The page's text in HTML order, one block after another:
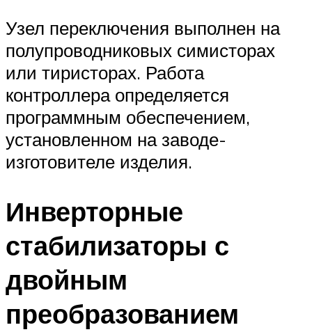
Узел переключения выполнен на
полупроводниковых симисторах
или тиристорах. Работа
контроллера определяется
программным обеспечением,
установленном на заводе-
изготовителе изделия.
Инверторные
стабилизаторы с
двойным
преобразованием